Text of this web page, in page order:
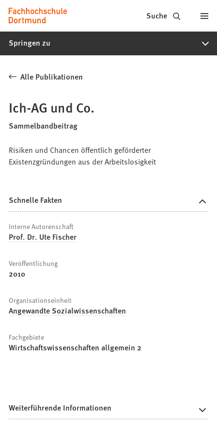
Inhalt anspringen
Fachhochschule
Dortmund
-
Studiengänge,
Bewerbung
Suche
Springen zu
Alle Publikationen
Ich-AG und Co.
Sammelbandbeitrag
Risiken und Chancen öffentlich geförderter
Existenzgründungen aus der Arbeitslosigkeit
Schnelle Fakten
Interne Autorenschaft
Prof. Dr. Ute Fischer
Veröffentlichung
2010
Organisationseinheit
Angewandte Sozialwissenschaften
Fachgebiete
Wirtschaftswissenschaften allgemein 2
Weiterführende Informationen